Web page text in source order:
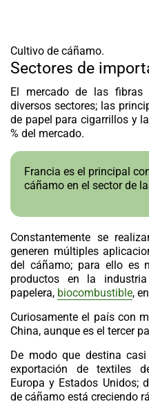
Cultivo de cáñamo.
Sectores de
El mercado de las fibras
diversos sectores; las
de papel para cigarrillos y
% del mercado.
Francia es el principal
cáñamo en el sector de
Constantemente se
generen múltiples
del cáñamo; para ello es
productos en la
papelera, biocombustible,
Curiosamente el país con
China, aunque es el tercer
De modo que destina
exportación de textiles
Europa y Estados Unidos;
de cáñamo está creciendo